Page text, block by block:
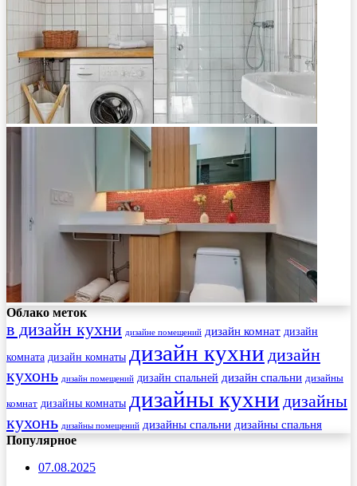
Облако меток
в дизайн кухни дизайне помещений дизайн комнат дизайн
комната дизайн комнаты дизайн кухни дизайн
кухонь дизайн помещений дизайн спальней дизайн спальни дизайны
комнат дизайны комнаты дизайны кухни дизайны
кухонь дизайны помещений дизайны спальни дизайны спальня
Популярное
07.08.2025